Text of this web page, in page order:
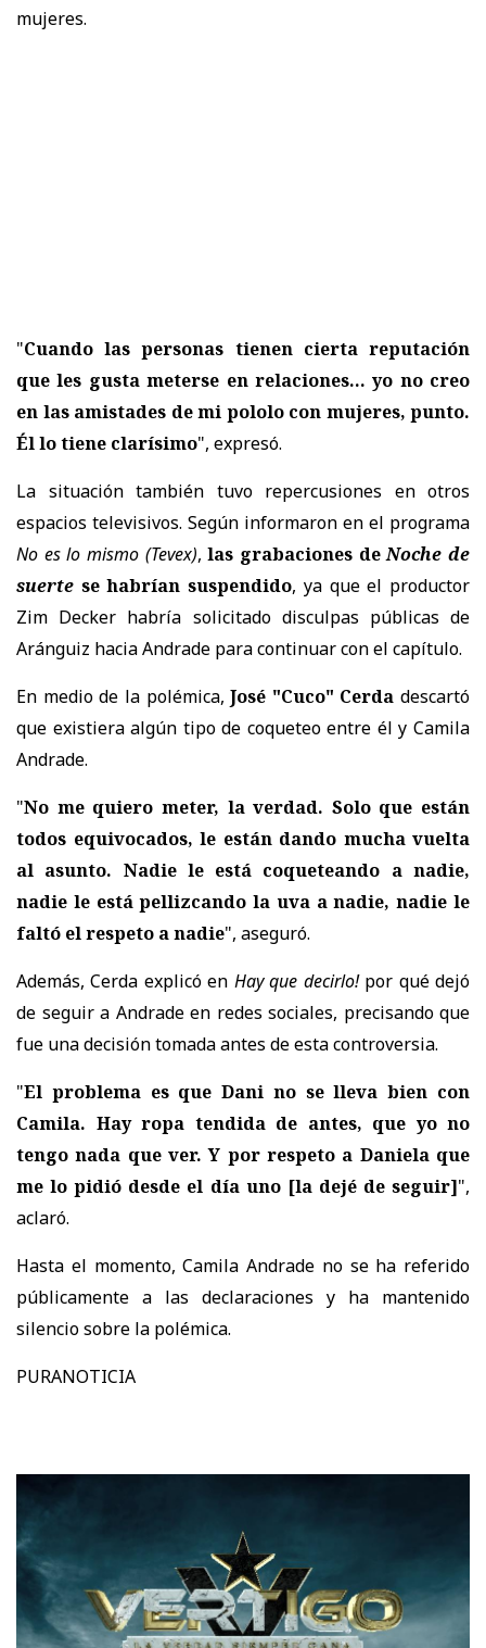
mujeres.
"Cuando las personas tienen cierta reputación
que les gusta meterse en relaciones... yo no creo
en las amistades de mi pololo con mujeres, punto.
Él lo tiene clarísimo", expresó.
La situación también tuvo repercusiones en otros
espacios televisivos. Según informaron en el programa
No es lo mismo (Tevex),las grabaciones deNoche de
suerte se habrían suspendido, ya que el productor
Zim Decker habría solicitado disculpas públicas de
Aránguiz hacia Andrade para continuar con el capítulo.
En medio de la polémica,José "Cuco" Cerda descartó
que existiera algún tipo de coqueteo entre él y Camila
Andrade.
"No me quiero meter, la verdad. Solo que están
todos equivocados, le están dando mucha vuelta
al asunto. Nadie le está coqueteando a nadie,
nadie le está pellizcando la uva a nadie, nadie le
faltó el respeto a nadie", aseguró.
Además, Cerda explicó en Hay que decirlo!por qué dejó
de seguir a Andrade en redes sociales, precisando que
fue una decisión tomada antes de esta controversia.
"El problema es que Dani no se lleva bien con
Camila. Hay ropa tendida de antes, que yo no
tengo nada que ver. Y por respeto a Daniela que
me lo pidió desde el día uno [la dejé de seguir]",
aclaró.
Hasta el momento, Camila Andrade no se ha referido
públicamente a las declaraciones y ha mantenido
silencio sobre la polémica.
PURANOTICIA